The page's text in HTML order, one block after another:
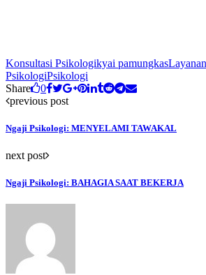
Konsultasi Psikologikyai pamungkas
PsikologiPsikologi
Share
0
previous post
Ngaji Psikologi: MENYELAMI TAWAKAL
next post
Ngaji Psikologi: BAHAGIA SAAT BEKERJA